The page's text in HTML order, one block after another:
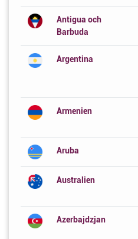
Antigua och
Barbuda
Argentina
Armenien
Aruba
Australien
Azerbajdzjan